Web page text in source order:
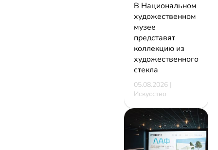
В Национальном
художественном
музее
представят
коллекцию из
художественного
стекла
05.08.2026 |
Искусство